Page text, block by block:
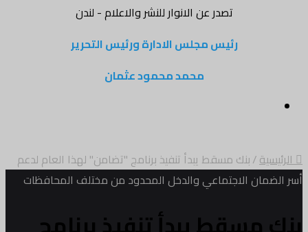
تصدر عن الانوار للنشر والاعلام - لندن
رئيس مجلس الادارة ورئيس التحرير
محمد محمود عثمان
الرئيسية/بنك مسقط يبدأ تنفيذ برنامج "تضامن" لهذا العام لدعم
أسر الضمان الاجتماعي والدخل المحدود من مختلف المحافظات